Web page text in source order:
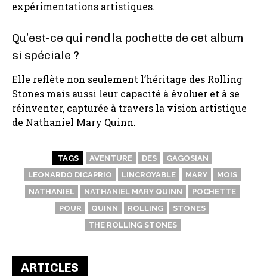
expérimentations artistiques.
Qu’est-ce qui rend la pochette de cet album
si spéciale ?
Elle reflète non seulement l’héritage des Rolling
Stones mais aussi leur capacité à évoluer et à se
réinventer, capturée à travers la vision artistique
de Nathaniel Mary Quinn.
TAGS AVENTURE DES
GAGOSIAN
LEONARDO DICAPRIO
LINCROYABLE MARY
MOIS
NATHANIEL
NATHANIEL MARY QUINN
POCHETTE
POUR
QUINN ROLLING
STONES
THE ROLLING STONES
ARTICLES